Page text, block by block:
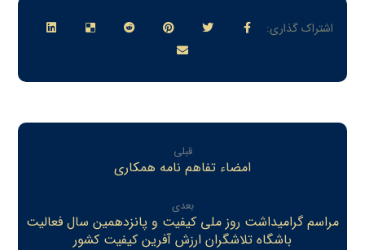
قبلی
امضاء تفاهم نامه همكاری
بعدی
مراسم گرامیداشت روز ملی کیفیت و پانزدهمین سال فعالیت
باشگاه تلاشگران ارزش آفرین کیفیت کشور